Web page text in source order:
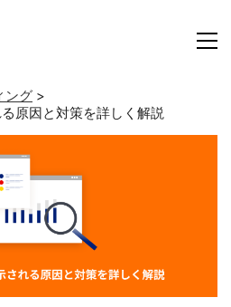
ング >
原因と対策を詳しく解説